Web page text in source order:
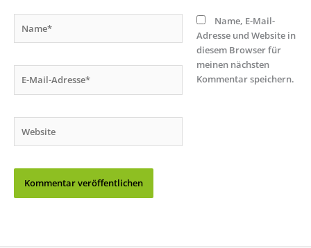
Mail-
Name, E-Mail-
Adresse und Website in
diesem Browser für
meinen nächsten
Kommentar speichern.